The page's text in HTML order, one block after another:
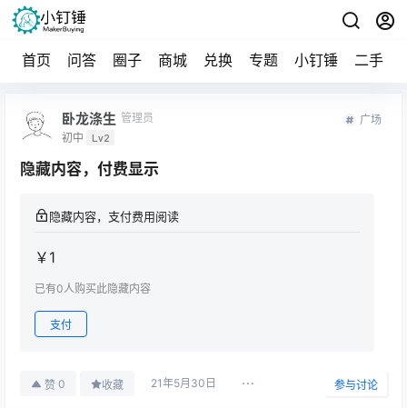
首页 问答 圈子 商城 兑换 专题 小钉锤 二手
卧龙涤生 管理员
初中
Lv2
广场
隐藏内容，付费显示
隐藏内容，支付费用阅读
￥ 1
已有0人购买此隐藏内容
支付
赞 0 收藏 21年5月30日 参与讨论